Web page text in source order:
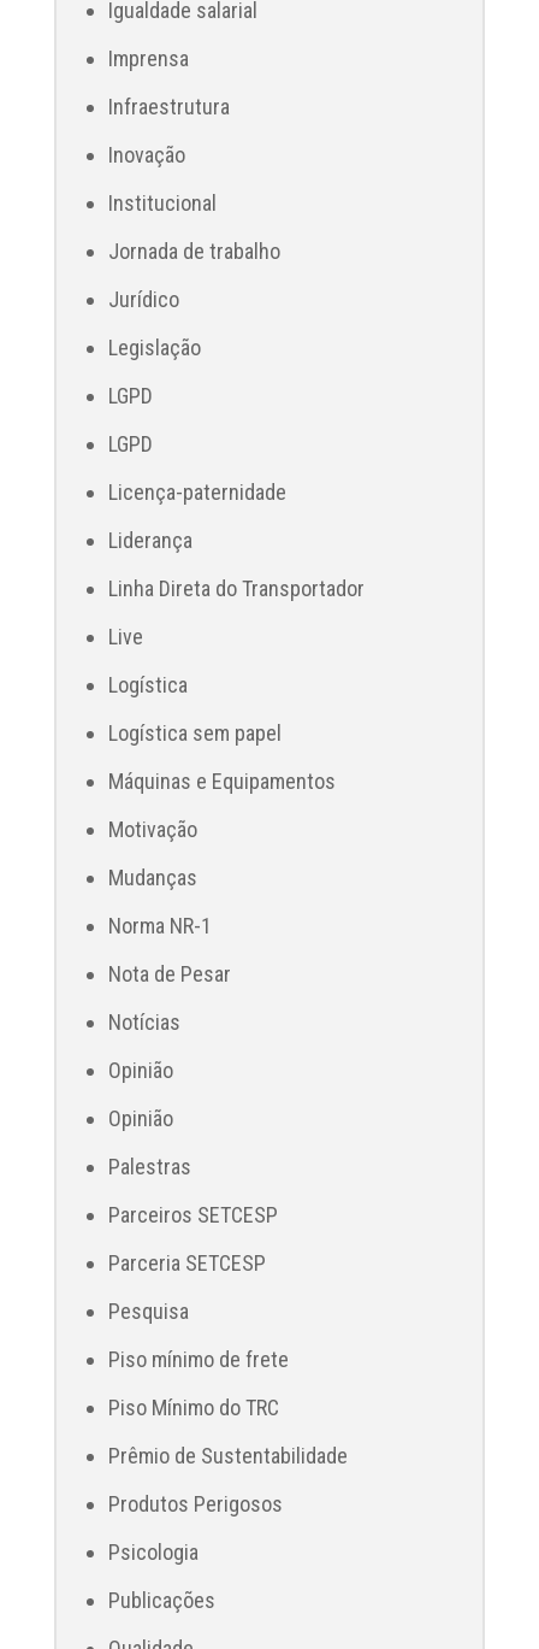
Igualdade salarial
Imprensa
Infraestrutura
Inovação
Institucional
Jornada de trabalho
Jurídico
Legislação
LGPD
LGPD
Licença-paternidade
Liderança
Linha Direta do Transportador
Live
Logística
Logística sem papel
Máquinas e Equipamentos
Motivação
Mudanças
Norma NR-1
Nota de Pesar
Notícias
Opinião
Opinião
Palestras
Parceiros SETCESP
Parceria SETCESP
Pesquisa
Piso mínimo de frete
Piso Mínimo do TRC
Prêmio de Sustentabilidade
Produtos Perigosos
Psicologia
Publicações